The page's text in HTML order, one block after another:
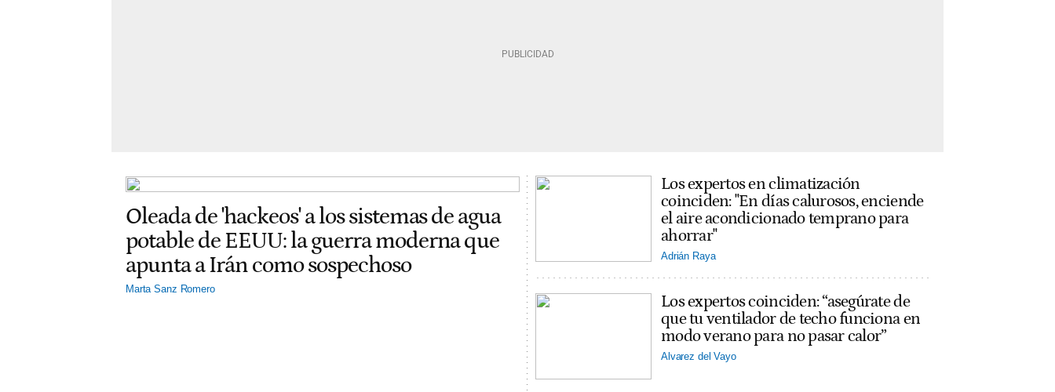
Oleada de 'hackeos' a los sistemas de agua
potable de EEUU: la guerra moderna que
apunta a Irán como sospechoso
Marta Sanz Romero
Los expertos en climatización
coinciden: "En días calurosos, enciende
el aire acondicionado temprano para
ahorrar"
Adrián Raya
Los expertos coinciden: “asegúrate de
que tu ventilador de techo funciona en
modo verano para no pasar calor”
Alvarez del Vayo